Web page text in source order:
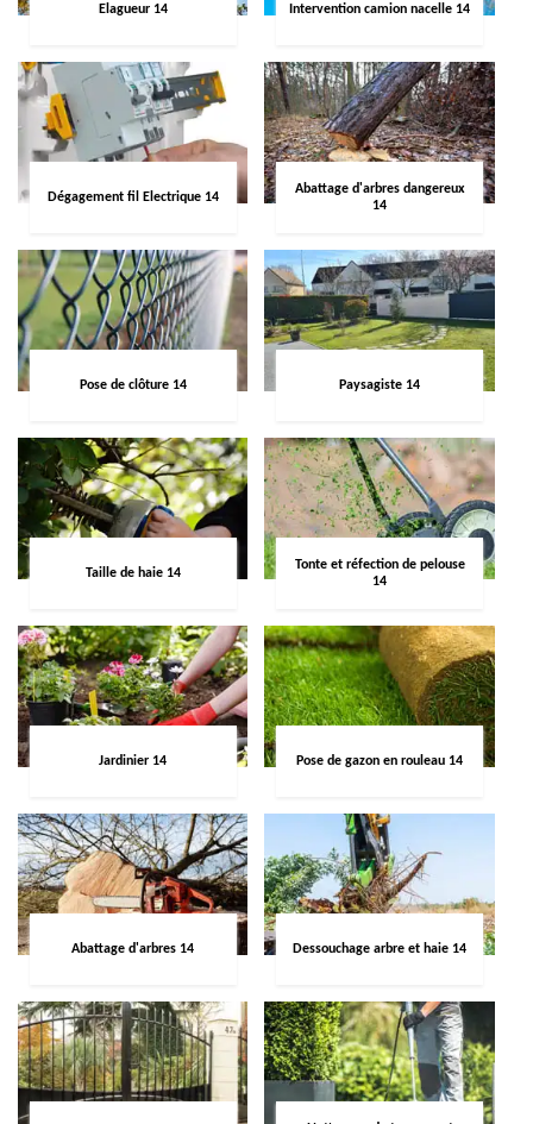
Elagueur 14 Intervention camion nacelle 14
Dégagement fil Electrique 14
Abattage d'arbres dangereux
14
Pose de clôture 14 Paysagiste 14
Taille de haie 14
Tonte et réfection de pelouse
14
Jardinier 14 Pose de gazon en rouleau 14
Abattage d'arbres 14 Dessouchage arbre et haie 14